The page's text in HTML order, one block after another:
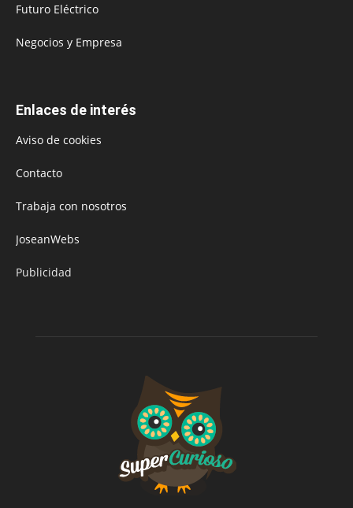
Futuro Eléctrico
Negocios y Empresa
Enlaces de interés
Aviso de cookies
Contacto
Trabaja con nosotros
JoseanWebs
Publicidad